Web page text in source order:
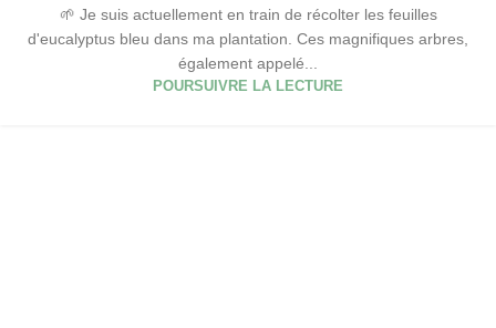
🌱 Je suis actuellement en train de récolter les feuilles
d'eucalyptus bleu dans ma plantation. Ces magnifiques arbres,
également appelé...
POURSUIVRE LA LECTURE